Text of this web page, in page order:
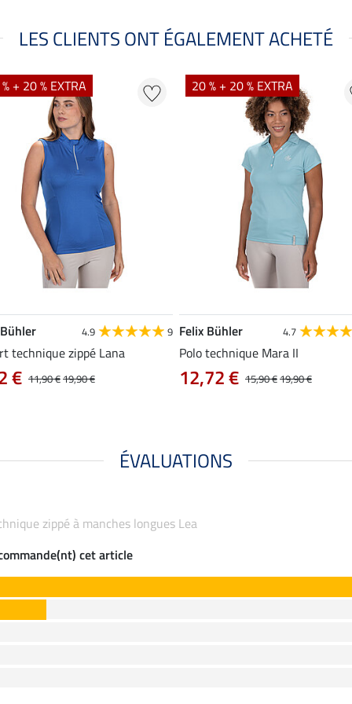
LES CLIENTS ONT ÉGALEMENT ACHETÉ
+ 20 % EXTRA
4.9 9
technique zippé Lana
11,90 €19,90 €
€
20 % + 20 % EXTRA
Felix Bühler 4.7
Polo technique Mara II
15,90 €19,90 €
12,72 €
ÉVALUATIONS
zippé à manches longues Lea
cet article